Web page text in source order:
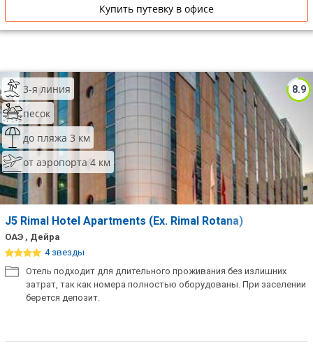
Купить путевку в офисе
8.9
3-я линия
песок
до пляжа 3 км
от аэропорта 4 км
J5 Rimal Hotel Apartments (Ex. Rimal Rotana)
ОАЭ , Дейра
4 звезды
Отель подходит для длительного проживания без излишних
затрат, так как номера полностью оборудованы. При заселении
берется депозит.